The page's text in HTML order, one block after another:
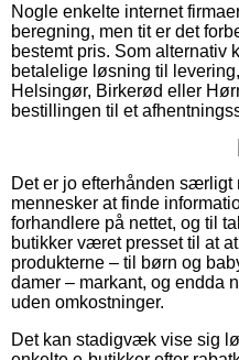
Nogle enkelte internet
beregning, men tit er det
bestemt pris. Som alternativ
betalelige løsning til
Helsingør, Birkerød eller
bestillingen til et
Det er jo efterhånden særligt
mennesker at finde
forhandlere på nettet, og til
butikker været presset til at
produkterne – til børn og
damer – markant, og endda
uden omkostninger.
Det kan stadigvæk vise sig